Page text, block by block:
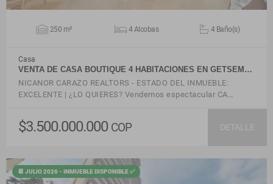
250 m² 4 Alcobas 4 Baño(s)
Casa
VENTA DE CASA BOUTIQUE 4 HABITACIONES EN GETSEM…
NICANOR CARAZO REALTORS - ESTADO DEL INMUEBLE:
EXCELENTE | ¿LO QUIERES? Vendemos espectacular CA…
$3.500.000.000 COP DETALLE
📆 JULIO 2026 - INMUEBLE DISPONIBLE ✅